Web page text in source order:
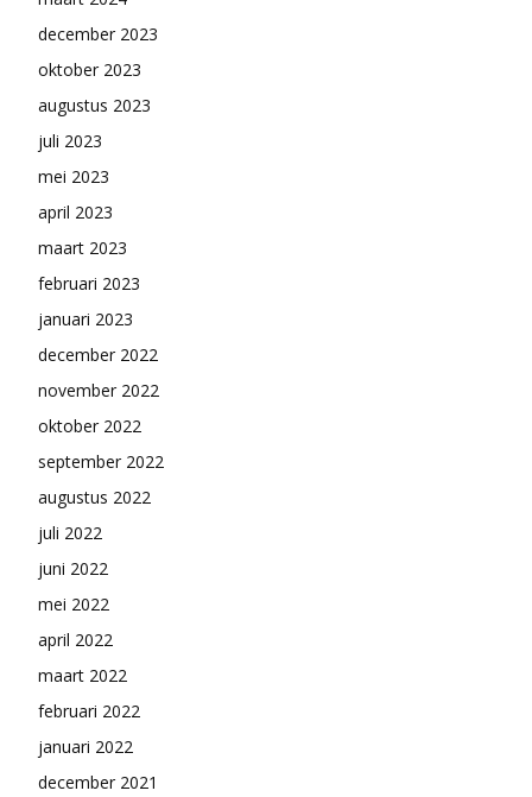
december 2023
oktober 2023
augustus 2023
juli 2023
mei 2023
april 2023
maart 2023
februari 2023
januari 2023
december 2022
november 2022
oktober 2022
september 2022
augustus 2022
juli 2022
juni 2022
mei 2022
april 2022
maart 2022
februari 2022
januari 2022
december 2021